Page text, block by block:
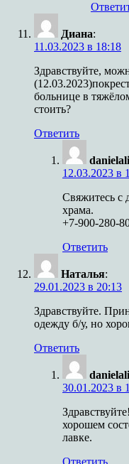
Диана:
11.03.2023 в 18:18
Здравствуйте,
больнице в
стоить?
Ответить
12.03.2023 в
Свяжитесь с
храма.
+7-900-280-
Ответить
Наталья:
29.01.2023 в 20:13
Здравствуйте.
одежду б/у, но
Ответить
30.01.2023 в
хорошем
лавке.
Ответить